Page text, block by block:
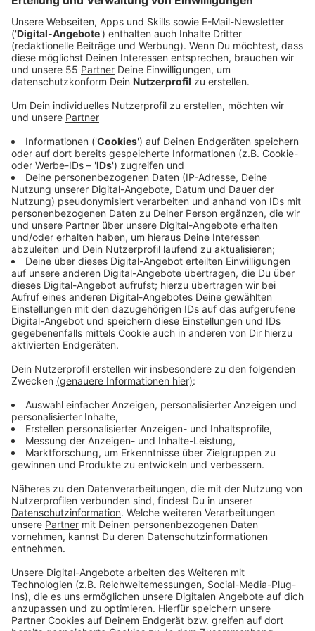
Anzeige
Die Stadt Krefeld reagiert auf mehrere Vorfälle an
Schultoiletten mit umfassenden
Sicherheitsüberprüfungen. An bisher 20 Grundschulen
haben Experten die Sicherheitslage bereits analysiert.
Dabei standen besonders die Umzäunung der Gelände,
mögliche Zugangswege und die Lage der
Schultoiletten im Fokus.
Aus den Erkenntnissen hat die Stadt bereits erste
Konsequenzen gezogen. Künftig sollen Schulgelände
nur noch während der Unterrichtszeiten und
ausschließlich über einen zentralen Eingang zugänglich
sein. Besucher müssen sich durch Klingeln anmelden
und werden vom Schulpersonal persönlich eingelassen.
Für Toiletten in Eingangsnähe prüft die Stadt die
Installation von Chip-gesteuerten Zugangskontrollen.
Die Sicherheitsoffensive wird im neuen Jahr
fortgesetzt. Nach Abschluss der
weiterführenden Schulen.
Anzeige
Die wichtigsten Punkte im Überblick
Anzeige
Zentraler Eingang statt mehrerer Zugänge
Zugang nur zu Unterrichtszeiten
Persönliche Einlasskontrolle durch Schulpersonal